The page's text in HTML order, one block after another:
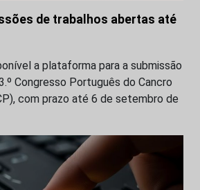
de trabalhos abertas até
a plataforma para a submissão
Congresso Português do Cancro
com prazo até 6 de setembro de